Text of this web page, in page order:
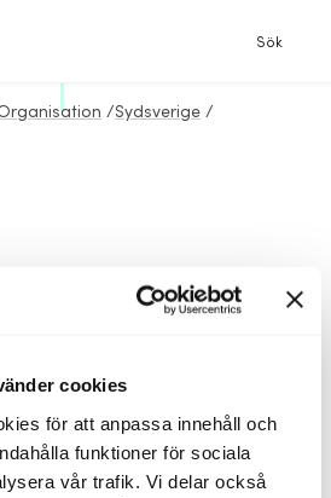
cookies
för att anpassa innehåll och
funktioner för sociala
vår trafik. Vi delar också
Sök
/Sydsverige /